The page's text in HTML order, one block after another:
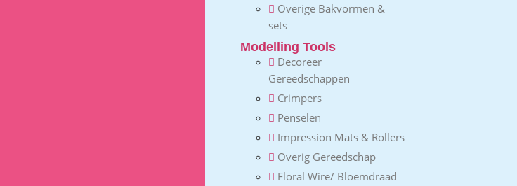
Overige Bakvormen &
sets
Modelling Tools
Decoreer
Gereedschappen
Crimpers
Penselen
Impression Mats & Rollers
Overig Gereedschap
Floral Wire/ Bloemdraad